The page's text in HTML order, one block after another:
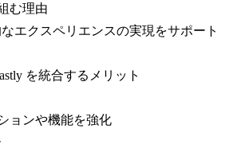
む理由
エクスペリエンスの実現をサポート
を統合するメリット
ョンや機能を強化